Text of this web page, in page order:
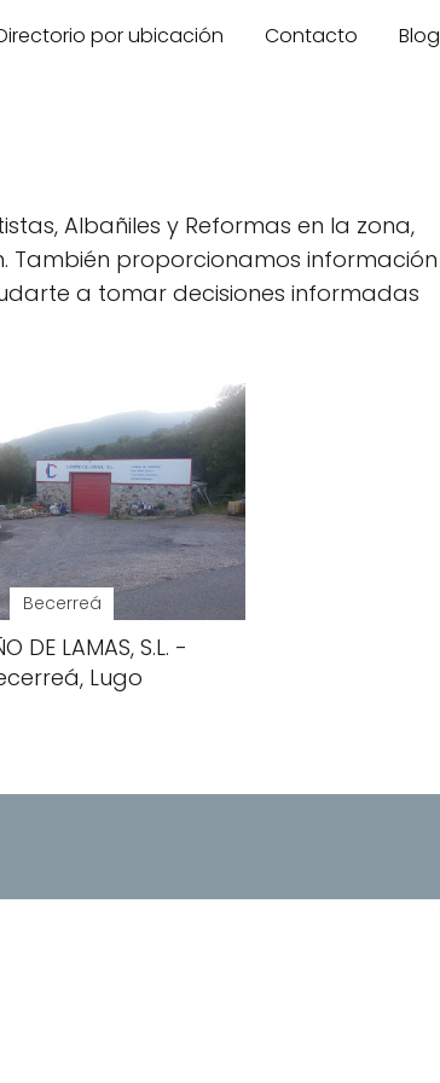
por ubicación Contacto Blog
Albañiles y Reformas en la zona,
También proporcionamos información
a tomar decisiones informadas
Becerreá
DE LAMAS, S.L. -
Lugo